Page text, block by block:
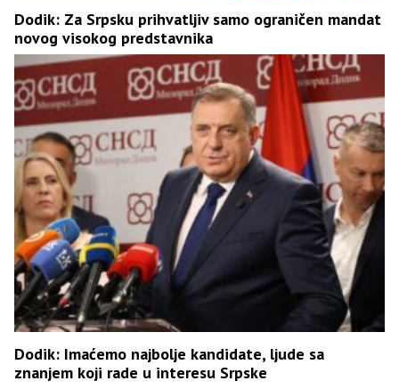
Dodik: Za Srpsku prihvatljiv samo ograničen mandat
novog visokog predstavnika
Dodik: Imaćemo najbolje kandidate, ljude sa
znanjem koji rade u interesu Srpske